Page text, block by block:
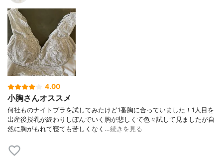
4.00
小胸さんオススメ
何社ものナイトブラを試してみたけど1番胸に合っていました！1人目を
出産後授乳が終わりしぼんでいく胸が悲しくて色々試して見ましたが自
然に胸がもれて寝ても苦しくなく…続きを見る